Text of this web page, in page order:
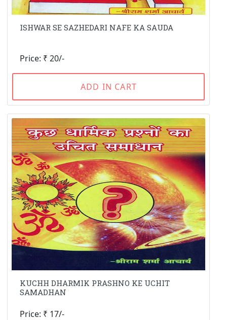
ISHWAR SE SAZHEDARI NAFE KA SAUDA
Price: ₹ 20/-
ADD IN CART
KUCHH DHARMIK PRASHNO KE UCHIT
SAMADHAN
Price: ₹ 17/-